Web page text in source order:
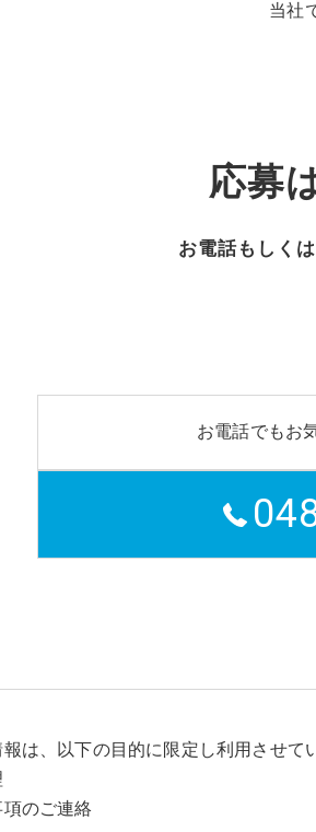
当社
応募
お電話もしく
お電話でもお
は、以下の目的に限定し利用させて
項のご連絡